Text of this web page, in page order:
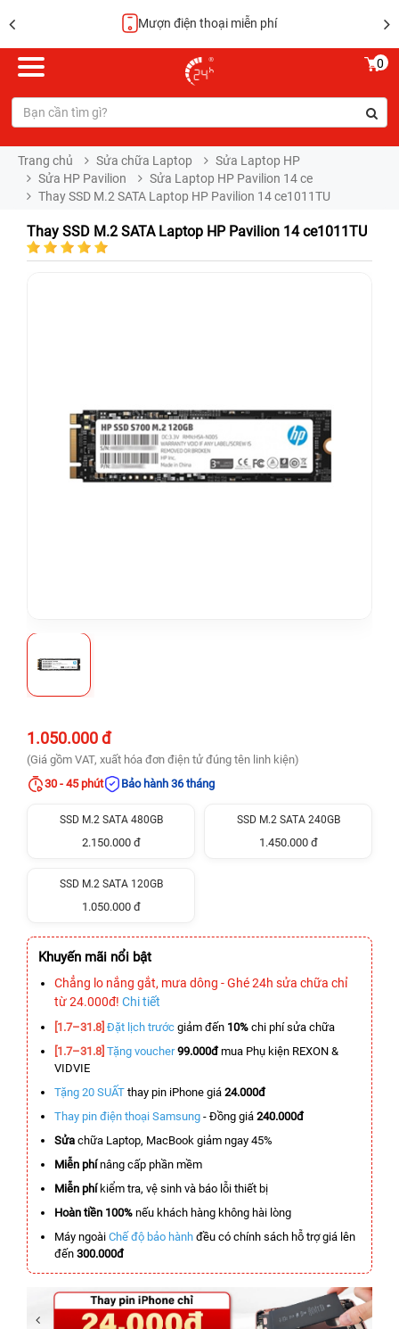
Mượn điện thoại miễn phí
0
Trang chủ Sửa chữa Laptop
Sửa Laptop HP
Sửa HP Pavilion
Sửa Laptop HP Pavilion 14 ce
Thay SSD M.2 SATA Laptop HP Pavilion 14 ce1011TU
Thay SSD M.2 SATA Laptop HP Pavilion 14 ce1011TU
1.050.000 đ
(Giá gồm VAT, xuất hóa đơn điện tử đúng tên linh kiện)
30 - 45 phút
Bảo hành 36 tháng
SSD M.2 SATA 480GB
2.150.000 đ
SSD M.2 SATA 240GB
1.450.000 đ
SSD M.2 SATA 120GB
1.050.000 đ
Khuyến mãi nổi bật
Chẳng lo nắng gắt, mưa dông - Ghé 24h sửa chữa chỉ
từ 24.000đ! Chi tiết
[1.7–31.8] Đặt lịch trước giảm đến 10% chi phí sửa chữa
[1.7–31.8] Tặng voucher 99.000đmua Phụ kiện REXON &
VIDVIE
Tặng 20 SUẤT thay pin iPhone giá 24.000đ
Thay pin điện thoại Samsung - Đồng giá 240.000đ
Sửa chữa Laptop, MacBook giảm ngay 45%
Miễn phínâng cấp phần mềm
Miễn phíkiểm tra, vệ sinh và báo lỗi thiết bị
Hoàn tiền 100% nếu khách hàng không hài lòng
Máy ngoài Chế độ bảo hành đều có chính sách hỗ trợ giá lên
đến 300.000đ